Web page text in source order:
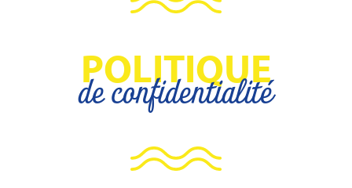
POLITIQUE
de confidentialité